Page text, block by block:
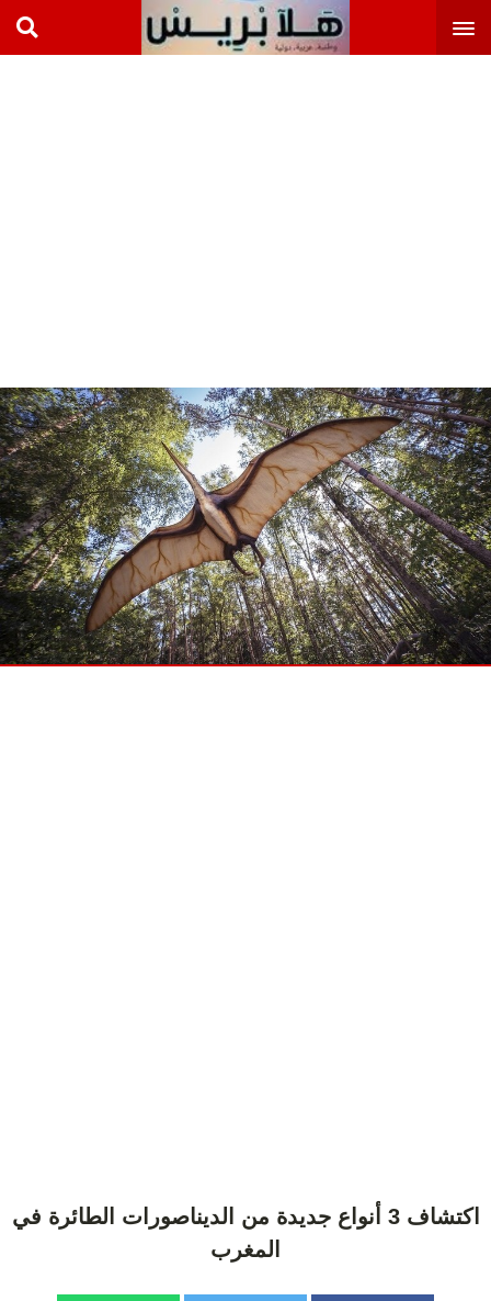
اكتشاف 3 أنواع جديدة من الديناصورات الطائرة في
المغرب